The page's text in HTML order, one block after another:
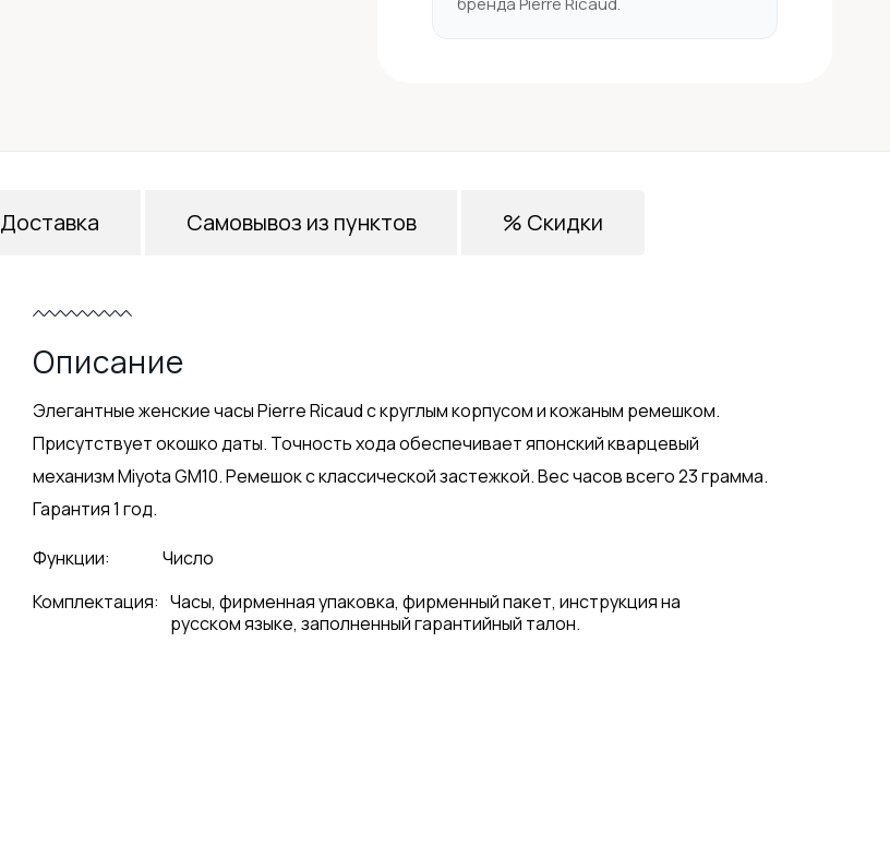
Описание
Элегантные женские часы Pierre Ricaud с круглым корпусом и кожаным ремешком.
Присутствует окошко даты. Точность хода обеспечивает японский кварцевый
механизм Miyota GM10. Ремешок с классической застежкой. Вес часов всего 23 грамма.
Гарантия 1 год.
Функции:
Число
Комплектация: Часы, фирменная упаковка, фирменный пакет, инструкция на
русском языке, заполненный гарантийный талон.
Доставка Самовывоз из пунктов % Скидки